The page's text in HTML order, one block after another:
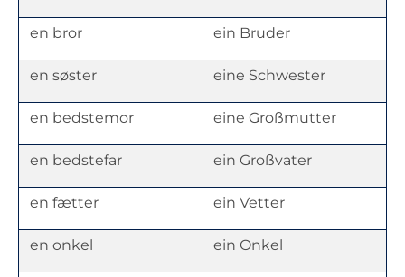
en bror ein Bruder
en søster eine Schwester
en bedstemor eine Großmutter
en bedstefar ein Großvater
en fætter ein Vetter
en onkel ein Onkel